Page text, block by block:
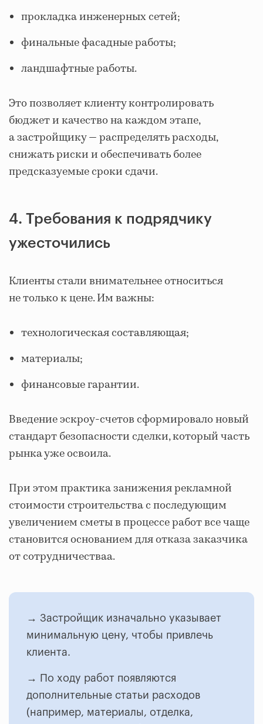
прокладка инженерных сетей;
финальные фасадные работы;
ландшафтные работы.
Это позволяет клиенту контролировать
бюджет и качество на каждом этапе,
а застройщику — распределять расходы,
снижать риски и обеспечивать более
предсказуемые сроки сдачи.
4. Требования к подрядчику
ужесточились
Клиенты стали внимательнее относиться
не только к цене. Им важны:
технологическая составляющая;
материалы;
финансовые гарантии.
Введение эскроу-счетов сформировало новый
стандарт безопасности сделки, который часть
рынка уже освоила.
При этом практика занижения рекламной
стоимости строительства с последующим
увеличением сметы в процессе работ все чаще
становится основанием для отказа заказчика
от сотрудничестваа.
→ Застройщик изначально указывает
минимальную цену, чтобы привлечь
клиента.
→ По ходу работ появляются
дополнительные статьи расходов
(например, материалы, отделка,